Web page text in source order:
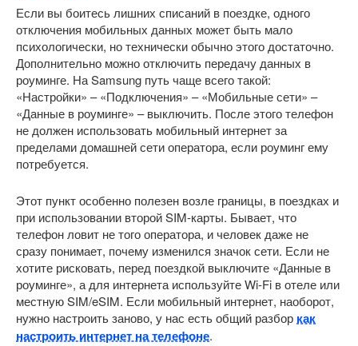
Если вы боитесь лишних списаний в поездке, одного
отключения мобильных данных может быть мало
психологически, но технически обычно этого достаточно.
Дополнительно можно отключить передачу данных в
роуминге. На Samsung путь чаще всего такой:
«Настройки» – «Подключения» – «Мобильные сети» –
«Данные в роуминге» – выключить. После этого телефон
не должен использовать мобильный интернет за
пределами домашней сети оператора, если роуминг ему
потребуется.
Этот пункт особенно полезен возле границы, в поездках и
при использовании второй SIM-карты. Бывает, что
телефон ловит не того оператора, и человек даже не
сразу понимает, почему изменился значок сети. Если не
хотите рисковать, перед поездкой выключите «Данные в
роуминге», а для интернета используйте Wi-Fi в отеле или
местную SIM/eSIM. Если мобильный интернет, наоборот,
нужно настроить заново, у нас есть общий разбор как
настроить интернет на телефоне.